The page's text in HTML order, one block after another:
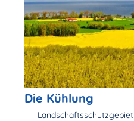
Die Kühlung
Landschaftsschutzgebiet